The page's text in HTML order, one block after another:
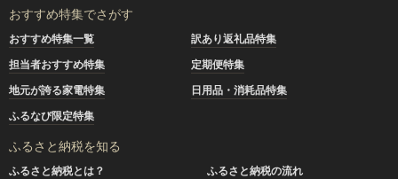
おすすめ特集でさがす
おすすめ特集一覧
訳あり返礼品特集
担当者おすすめ特集
定期便特集
地元が誇る家電特集
日用品・消耗品特集
ふるなび限定特集
ふるさと納税を知る
ふるさと納税とは？
ふるさと納税の流れ